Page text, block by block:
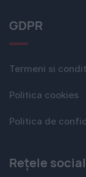
GDPR
Termeni si
Politica cookies
Politica de
Rețele